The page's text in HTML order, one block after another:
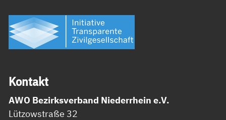
Kon­takt
AWO Bezirksverband Niederrhein e.V.
Lützowstraße 32